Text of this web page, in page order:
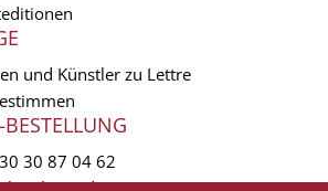
und Künstler zu Lettre
30 87 04 62